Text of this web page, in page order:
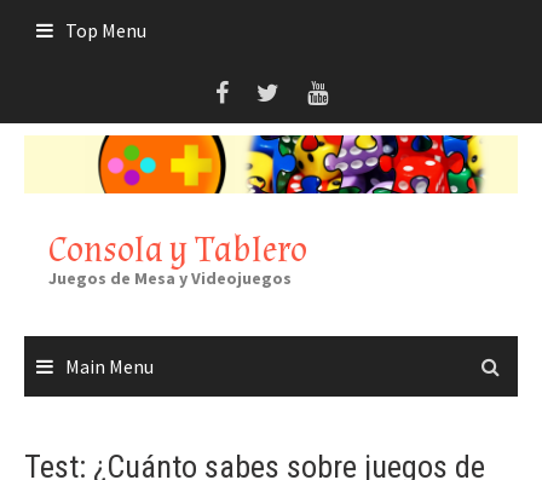
Top Menu
Consola y Tablero
Juegos de Mesa y Videojuegos
Main Menu
Test: ¿Cuánto sabes sobre juegos de